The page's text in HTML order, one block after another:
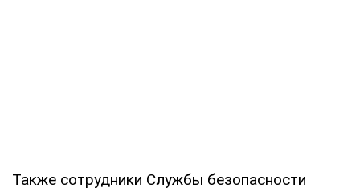
Также сотрудники Службы безопасности